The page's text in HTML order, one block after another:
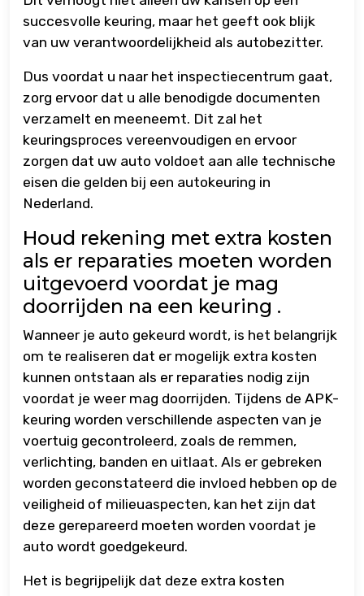
succesvolle keuring, maar het geeft ook blijk
van uw verantwoordelijkheid als autobezitter.
Dus voordat u naar het inspectiecentrum gaat,
zorg ervoor dat u alle benodigde documenten
verzamelt en meeneemt. Dit zal het
keuringsproces vereenvoudigen en ervoor
zorgen dat uw auto voldoet aan alle technische
eisen die gelden bij een autokeuring in
Nederland.
Houd rekening met extra kosten
als er reparaties moeten worden
uitgevoerd voordat je mag
doorrijden na een keuring .
Wanneer je auto gekeurd wordt, is het belangrijk
om te realiseren dat er mogelijk extra kosten
kunnen ontstaan als er reparaties nodig zijn
voordat je weer mag doorrijden. Tijdens de APK-
keuring worden verschillende aspecten van je
voertuig gecontroleerd, zoals de remmen,
verlichting, banden en uitlaat. Als er gebreken
worden geconstateerd die invloed hebben op de
veiligheid of milieuaspecten, kan het zijn dat
deze gerepareerd moeten worden voordat je
auto wordt goedgekeurd.
Het is begrijpelijk dat deze extra kosten